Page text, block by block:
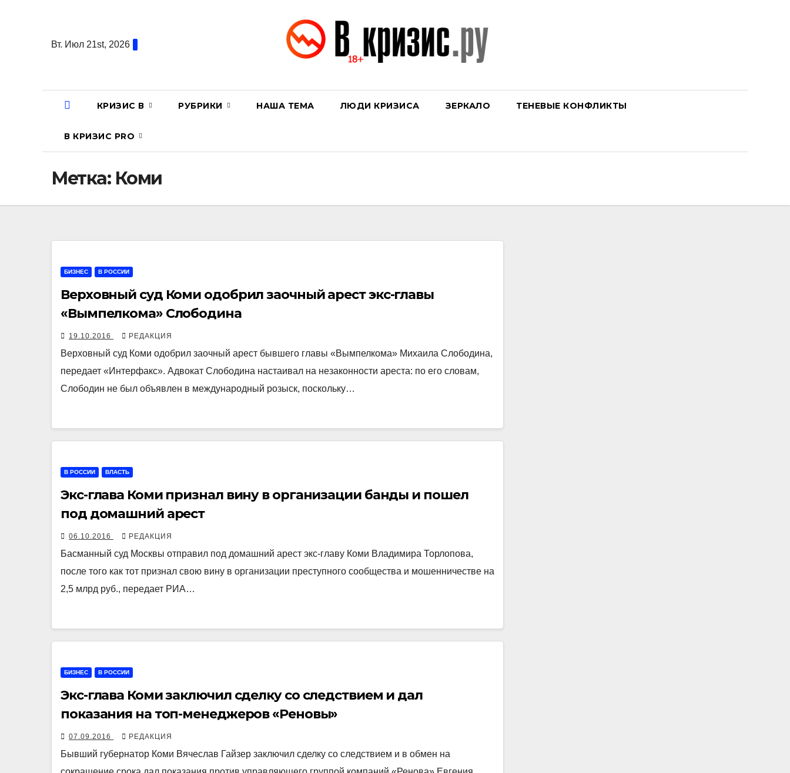
содержаниюВт. Июл 21st, 2026
КРИЗИС В РУБРИКИ НАША ТЕМА ЛЮДИ КРИЗИСА ЗЕРКАЛО ТЕНЕВЫЕ КОНФЛИКТЫ
В КРИЗИС PRO
Метка: Коми
БИЗНЕС В РОССИИ
Верховный суд Коми одобрил заочный арест экс-главы
«Вымпелкома» Слободина
19.10.2016 РЕДАКЦИЯ
Верховный суд Коми одобрил заочный арест бывшего главы «Вымпелкома» Михаила Слободина,
передает «Интерфакс». Адвокат Слободина настаивал на незаконности ареста: по его словам,
Слободин не был объявлен в международный розыск, поскольку…
В РОССИИ ВЛАСТЬ
Экс-глава Коми признал вину в организации банды и пошел
под домашний арест
06.10.2016 РЕДАКЦИЯ
Басманный суд Москвы отправил под домашний арест экс-главу Коми Владимира Торлопова,
после того как тот признал свою вину в организации преступного сообщества и мошенничестве на
2,5 млрд руб., передает РИА…
БИЗНЕС В РОССИИ
Экс-глава Коми заключил сделку со следствием и дал
показания на топ-менеджеров «Реновы»
07.09.2016 РЕДАКЦИЯ
Бывший губернатор Коми Вячеслав Гайзер заключил сделку со следствием и в обмен на